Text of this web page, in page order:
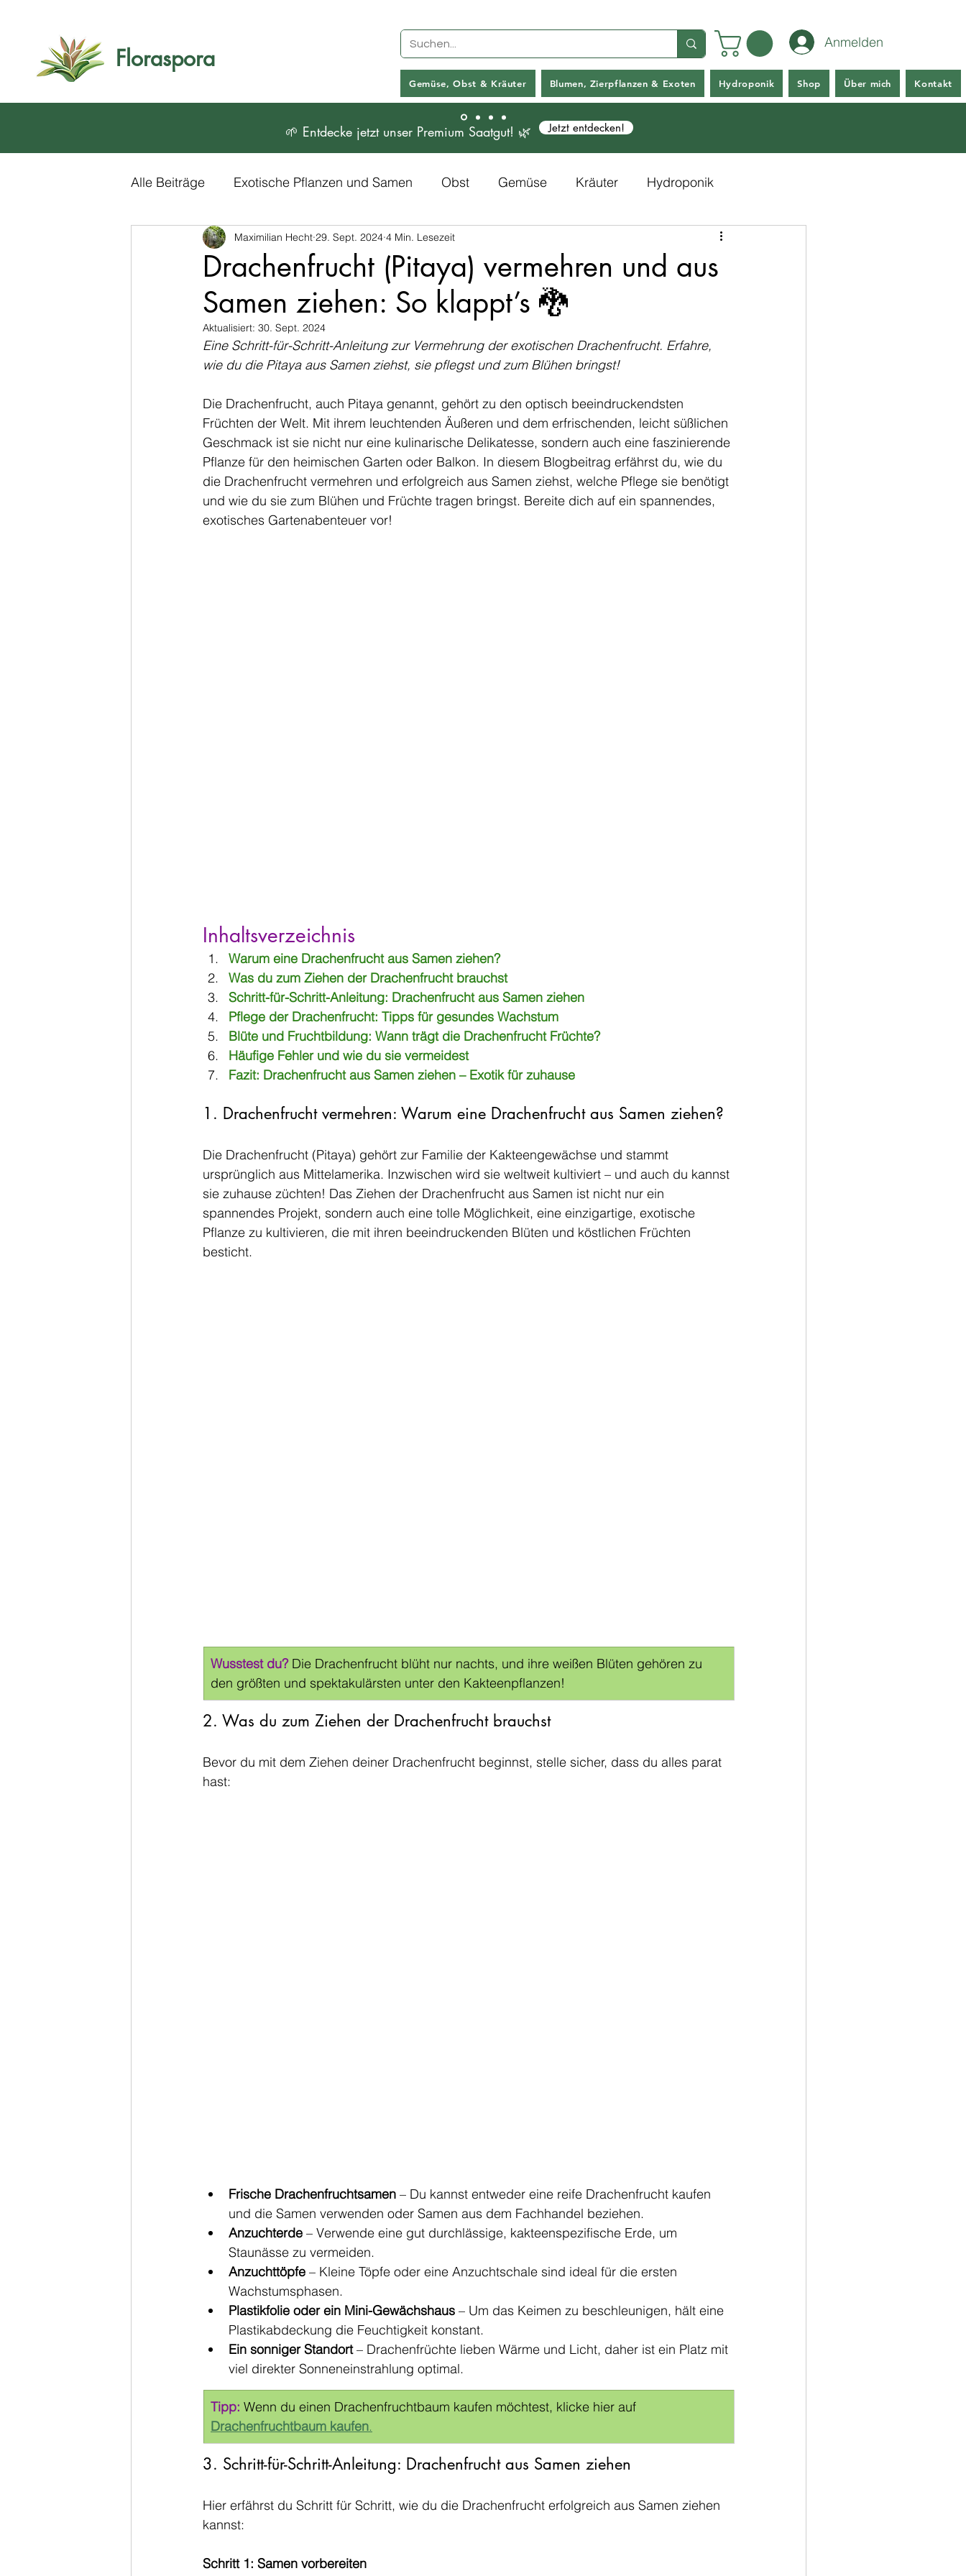
Floraspora
Anmelden
Gemüse, Obst & Kräuter Blumen, Zierpflanzen & Exoten Hydroponik Shop Über mich Kontakt
🌱 Entdecke jetzt unser Premium Saatgut! 🌿 Jetzt entdecken!
Alle Beiträge Exotische Pflanzen und Samen Obst Gemüse Kräuter Hydroponik
Blumen und Zierpflanzen Rezepte Kunstpflanzen
Drachenfrucht (Pitaya) vermehren und aus
Samen ziehen: So klappt’s 🐉
Maximilian Hecht 29. Sept. 2024 4 Min. Lesezeit
Aktualisiert: 30. Sept. 2024
Eine Schritt-für-Schritt-Anleitung zur Vermehrung der exotischen Drachenfrucht. Erfahre,
wie du die Pitaya aus Samen ziehst, sie pflegst und zum Blühen bringst!
Die Drachenfrucht, auch Pitaya genannt, gehört zu den optisch beeindruckendsten
Früchten der Welt. Mit ihrem leuchtenden Äußeren und dem erfrischenden, leicht süßlichen
Geschmack ist sie nicht nur eine kulinarische Delikatesse, sondern auch eine faszinierende
Pflanze für den heimischen Garten oder Balkon. In diesem Blogbeitrag erfährst du, wie du
die Drachenfrucht vermehren und erfolgreich aus Samen ziehst, welche Pflege sie benötigt
und wie du sie zum Blühen und Früchte tragen bringst. Bereite dich auf ein spannendes,
exotisches Gartenabenteuer vor!
Inhaltsverzeichnis
Warum eine Drachenfrucht aus Samen ziehen?
Was du zum Ziehen der Drachenfrucht brauchst
Schritt-für-Schritt-Anleitung: Drachenfrucht aus Samen ziehen
Pflege der Drachenfrucht: Tipps für gesundes Wachstum
Blüte und Fruchtbildung: Wann trägt die Drachenfrucht Früchte?
Häufige Fehler und wie du sie vermeidest
Fazit: Drachenfrucht aus Samen ziehen – Exotik für zuhause
1. Drachenfrucht vermehren: Warum eine Drachenfrucht aus Samen ziehen?
Die Drachenfrucht (Pitaya) gehört zur Familie der Kakteengewächse und stammt
ursprünglich aus Mittelamerika. Inzwischen wird sie weltweit kultiviert – und auch du kannst
sie zuhause züchten! Das Ziehen der Drachenfrucht aus Samen ist nicht nur ein
spannendes Projekt, sondern auch eine tolle Möglichkeit, eine einzigartige, exotische
Pflanze zu kultivieren, die mit ihren beeindruckenden Blüten und köstlichen Früchten
besticht.
Wusstest du? Die Drachenfrucht blüht nur nachts, und ihre weißen Blüten gehören zu
den größten und spektakulärsten unter den Kakteenpflanzen!
2. Was du zum Ziehen der Drachenfrucht brauchst
Bevor du mit dem Ziehen deiner Drachenfrucht beginnst, stelle sicher, dass du alles parat
hast:
Frische Drachenfruchtsamen – Du kannst entweder eine reife Drachenfrucht kaufen
und die Samen verwenden oder Samen aus dem Fachhandel beziehen.
Anzuchterde – Verwende eine gut durchlässige, kakteenspezifische Erde, um
Staunässe zu vermeiden.
Anzuchttöpfe – Kleine Töpfe oder eine Anzuchtschale sind ideal für die ersten
Wachstumsphasen.
Plastikfolie oder ein Mini-Gewächshaus – Um das Keimen zu beschleunigen, hält eine
Plastikabdeckung die Feuchtigkeit konstant.
Ein sonniger Standort – Drachenfrüchte lieben Wärme und Licht, daher ist ein Platz mit
viel direkter Sonneneinstrahlung optimal.
Tipp: Wenn du einen Drachenfruchtbaum kaufen möchtest, klicke hier auf
Drachenfruchtbaum kaufen.
3. Schritt-für-Schritt-Anleitung: Drachenfrucht aus Samen ziehen
Hier erfährst du Schritt für Schritt, wie du die Drachenfrucht erfolgreich aus Samen ziehen
kannst:
Schritt 1: Samen vorbereiten